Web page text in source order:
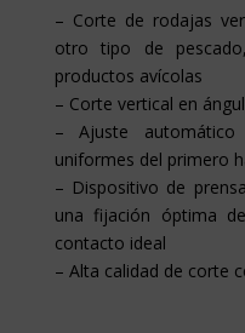
– Corte de rodajas
otro tipo de
productos avícolas
– Corte vertical en
– Ajuste automático
uniformes del primero
– Dispositivo de
una fijación óptima
contacto ideal
– Alta calidad de corte